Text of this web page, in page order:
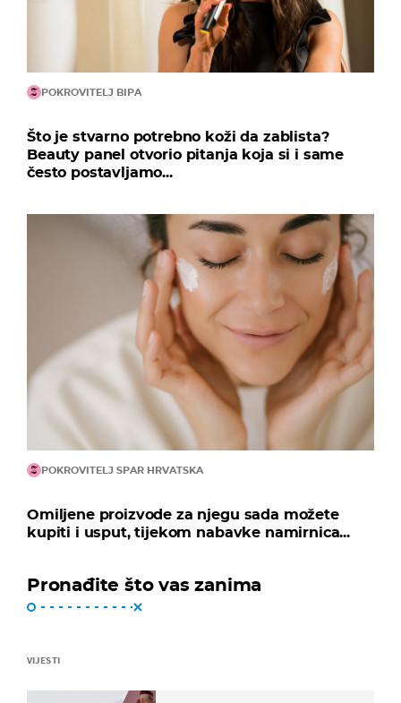
POKROVITELJ BIPA
Što je stvarno potrebno koži da zablista?
Beauty panel otvorio pitanja koja si i same
često postavljamo...
POKROVITELJ SPAR HRVATSKA
Omiljene proizvode za njegu sada možete
kupiti i usput, tijekom nabavke namirnica...
Pronađite što vas zanima
VIJESTI